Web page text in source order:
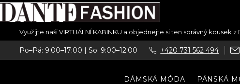
Přejít
na
obsah
Využijte naši VIRTUÁLNÍ KABINKU a objednejte si ten správný kousek z
Po–Pá: 9:00–17:00 | So: 9:00–12:00 +420 731 562 494
DÁMSKÁ MÓDA PÁNSKÁ